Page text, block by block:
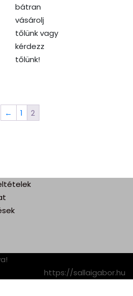
bátran
vásárolj
tőlünk vagy
kérdezz
tőlünk!
← 1 2
https://sallaigabor.hu